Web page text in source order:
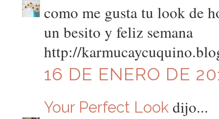
como me gusta tu look de
un besito y feliz semana
http://
16 DE ENERO DE
Your Perfect Lookdijo...